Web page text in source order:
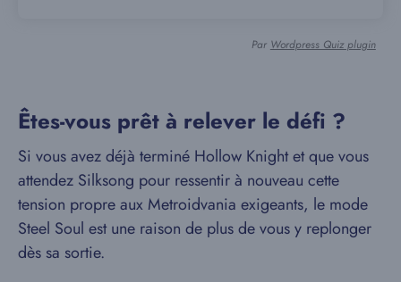
Par Wordpress Quiz plugin
Êtes-vous prêt à relever le défi ?
Si vous avez déjà terminé Hollow Knight et que vous
attendez Silksong pour ressentir à nouveau cette
tension propre aux Metroidvania exigeants, le mode
Steel Soul est une raison de plus de vous y replonger
dès sa sortie.